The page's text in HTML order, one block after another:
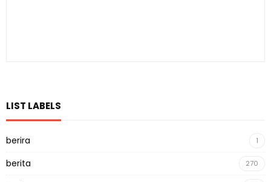
LIST LABELS
berira 1
berita 270